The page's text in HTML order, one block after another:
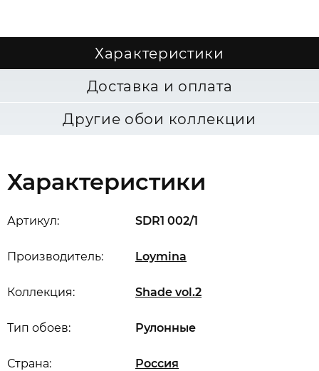
Характеристики
Доставка и оплата
Другие обои коллекции
Характеристики
Артикул: SDR1 002/1
Производитель: Loymina
Коллекция: Shade vol.2
Страна: Россия
Тип обоев: Рулонные